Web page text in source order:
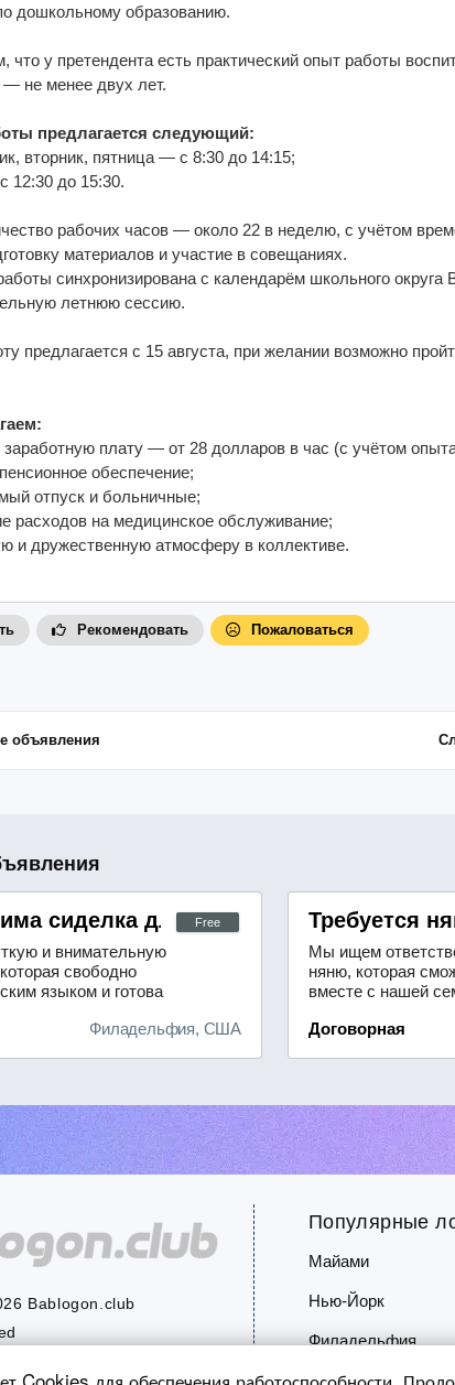
дошкольному образованию.
у претендента есть практический опыт работы
не менее двух лет.
предлагается следующий:
вторник, пятница — с 8:30 до 14:15;
12:30 до 15:30.
рабочих часов — около 22 в неделю, с учётом
материалов и участие в совещаниях.
синхронизирована с календарём школьного округа
летнюю сессию.
предлагается с 15 августа, при желании возможно
плату — от 28 долларов в час (с учётом
обеспечение;
отпуск и больничные;
расходов на медицинское обслуживание;
и дружественную атмосферу в коллективе.
Рекомендовать Пожаловаться
объявления
Free
Филадельфия, США
сиделка для ухода за пожилым
и внимательную
свободно
языком и готова
оказывать
с назначениями
на
ожидаем от
Договорная
Требуется
Мы ищем
няню, которая
вместе с нашей
Желательно,
ребёнком;-
доме;-
приготовлении ...
Bablogon.club
Популярные
Майами
Нью-Йорк
Филадельфия